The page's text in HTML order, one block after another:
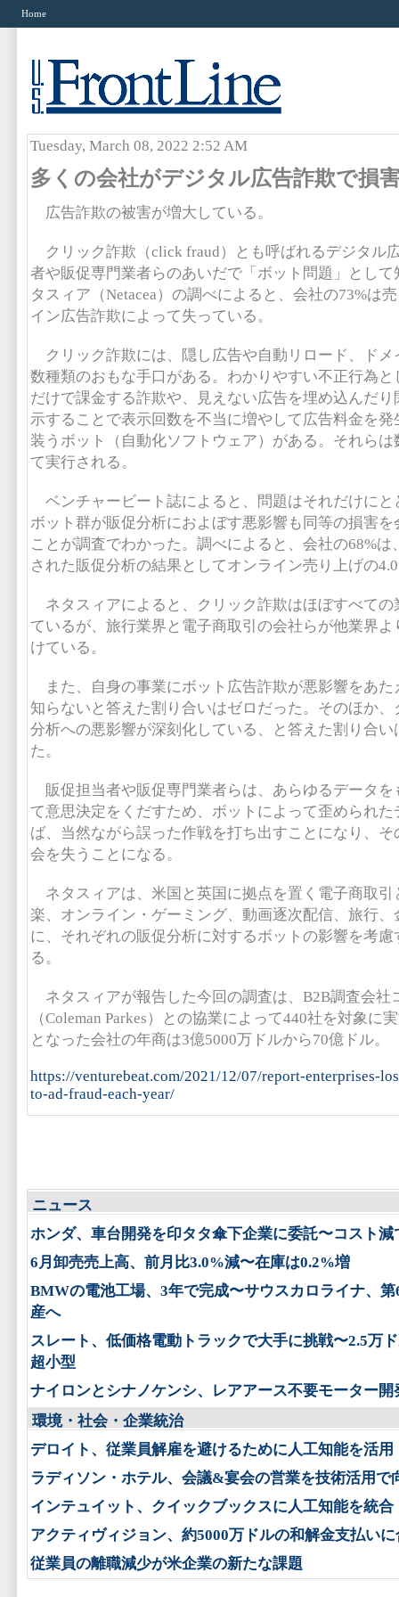
Home
Tuesday, March 08, 2022 2:52 AM
多くの会社がデジタル広告詐欺で損
広告詐欺の被害が増大している。
クリック詐欺（click fraud）とも呼ばれるデジタル
者や販促専門業者らのあいだで「ボット問題」とし
タスィア（Netacea）の調べによると、会社の73%は
イン広告詐欺によって失っている。
クリック詐欺には、隠し広告や自動リロード、ドメ
数種類のおもな手口がある。わかりやすい不正行為
だけで課金する詐欺や、見えない広告を埋め込んだ
示することで表示回数を不当に増やして広告料金を
装うボット（自動化ソフトウェア）がある。それら
て実行される。
ベンチャービート誌によると、問題はそれだけにと
ボット群が販促分析におよぼす悪影響も同等の損害
ことが調査でわかった。調べによると、会社の68%
された販促分析の結果としてオンライン売り上げの
ネタスィアによると、クリック詐欺はほぼすべての
ているが、旅行業界と電子商取引の会社らが他業界
けている。
また、自身の事業にボット広告詐欺が悪影響をあた
知らないと答えた割り合いはゼロだった。そのほか
分析への悪影響が深刻化している、と答えた割り合
た。
販促担当者や販促専門業者らは、あらゆるデータを
て意思決定をくだすため、ボットによって歪められ
ば、当然ながら誤った作戦を打ち出すことになり、
会を失うことになる。
ネタスィアは、米国と英国に拠点を置く電子商取引
楽、オンライン・ゲーミング、動画逐次配信、旅行
に、それぞれの販促分析に対するボットの影響を考
る。
ネタスィアが報告した今回の調査は、B2B調査会社
（Coleman Parkes）との協業によって440社を対象に
となった会社の年商は3億5000万ドルから70億ドル。
https://venturebeat.com/2021/12/07/report-enterprises-
to-ad-fraud-each-year/
ニュース
ホンダ、車台開発を印タタ傘下企業に委託〜コスト減
6月卸売売上高、前月比3.0%減〜在庫は0.2%増
BMWの電池工場、3年で完成〜サウスカロライナ、第
産へ
スレート、低価格電動トラックで大手に挑戦〜2.5万
超小型
ナイロンとシナノケンシ、レアアース不要モーター開
環境・社会・企業統治
デロイト、従業員解雇を避けるために人工知能を活用
ラディソン・ホテル、会議&宴会の営業を技術活用で
インテュイット、クイックブックスに人工知能を統合
アクティヴィジョン、約5000万ドルの和解金支払い
従業員の離職減少が米企業の新たな課題